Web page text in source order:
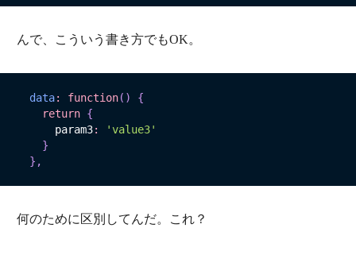
んで、こういう書き方でもOK。
data: function( )
{
return {
      param3
:
'value3'
}
} ,
何のために区別してんだ。これ？